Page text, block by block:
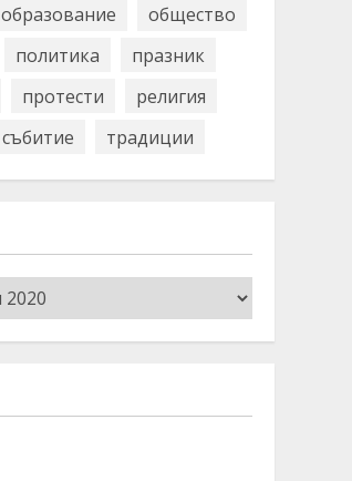
образование
общество
политика
празник
протести
религия
събитие традиции